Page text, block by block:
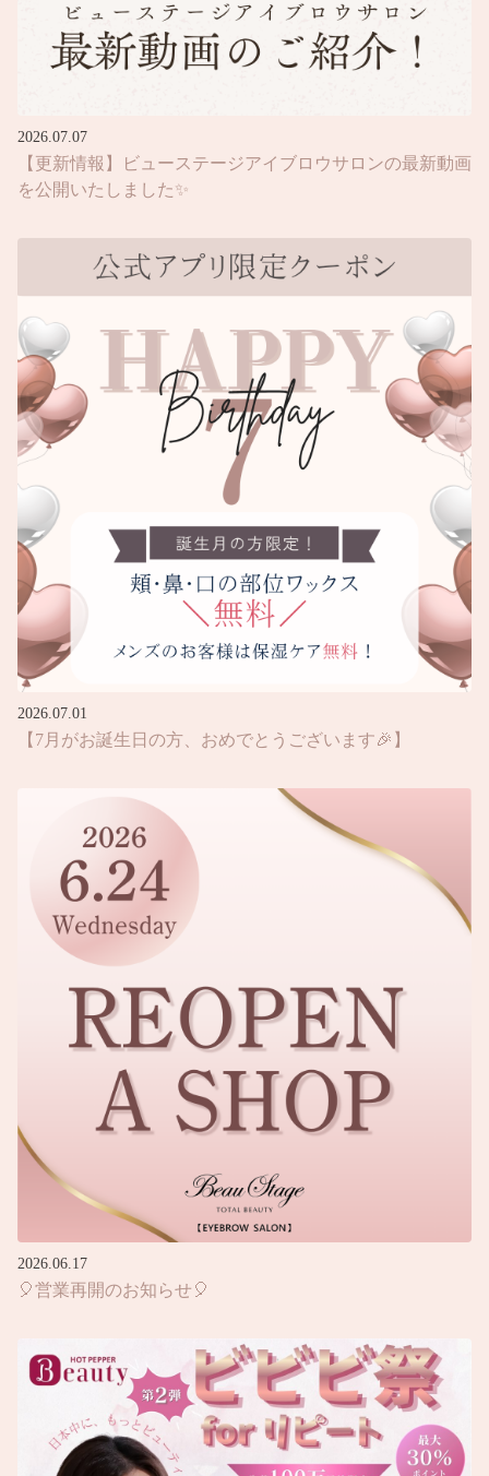
2026.07.07
【更新情報】ビューステージアイブロウサロンの最新動画
を公開いたしました✨
2026.07.01
【7月がお誕生日の方、おめでとうございます🎉】
2026.06.17
🎈営業再開のお知らせ🎈